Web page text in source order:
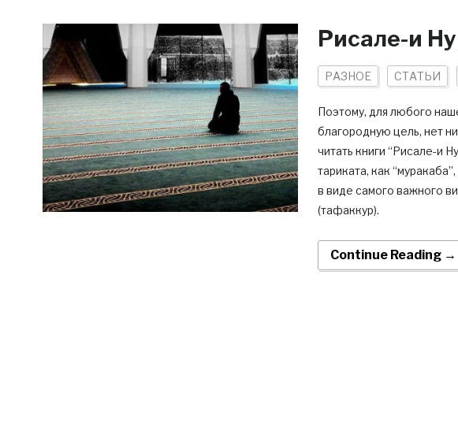
Рисале-и
РАЗНОЕ СТАТЬИ
Поэтому, для любого
благородную цель, нет
читать книги “Рисале-и
тариката, как
в виде самого важного
(тафаккур).
Continue Reading →